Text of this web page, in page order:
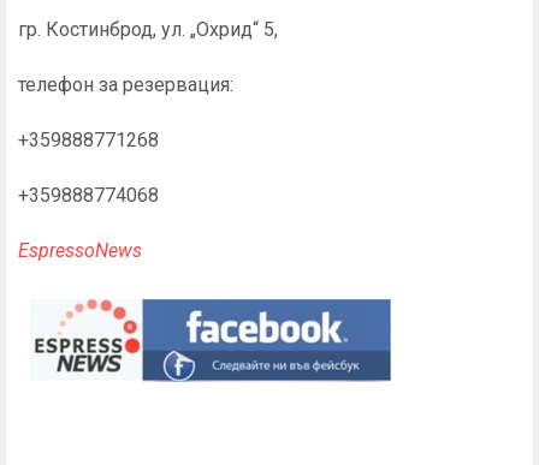
гр. Костинброд, ул. „Охрид“ 5,
телефон за резервация:
+359888771268
+359888774068
EspressoNews